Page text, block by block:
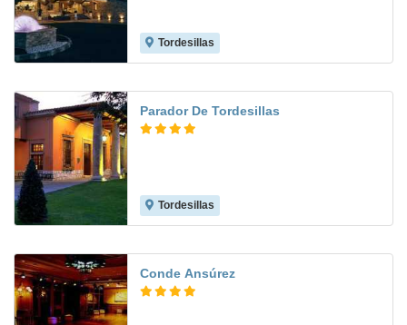
Tordesillas
Parador De Tordesillas
Tordesillas
Conde Ansúrez